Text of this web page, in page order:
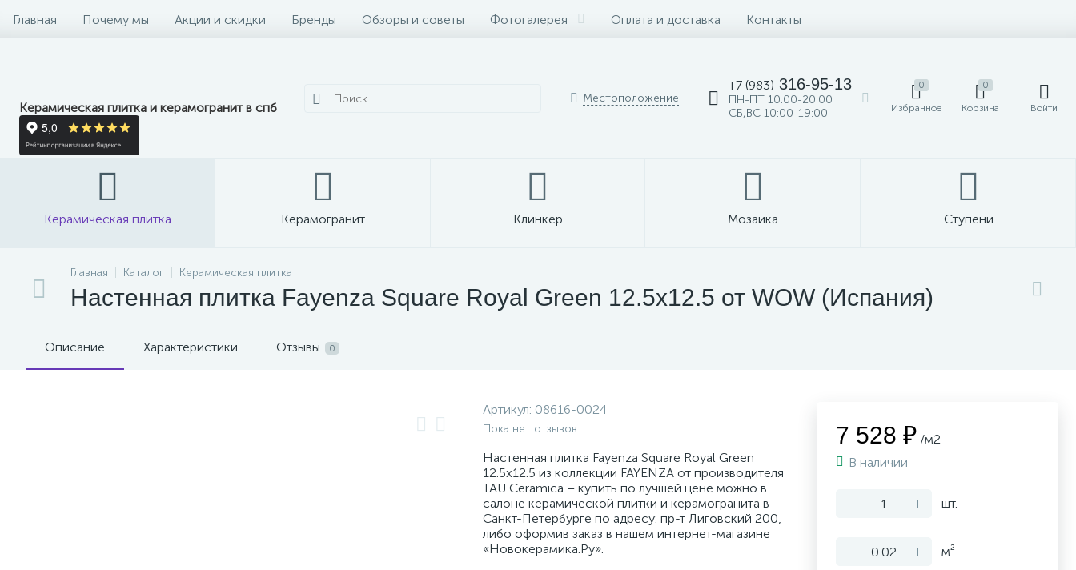
Главная Почему мы Акции и скидки Бренды Обзоры и советы Фотогалерея Оплата и доставка Контакты
Керамическая плитка и керамогранит в спб
Местоположение
+7 (983) 316-95-13
ПН-ПТ 10:00-20:00
СБ,ВС 10:00-19:00
0
Избранное
0
Корзина Войти
Керамическая плитка Керамогранит Клинкер Мозаика Ступени
Главная Каталог Керамическая плитка
Настенная плитка Fayenza Square Royal Green 12.5x12.5 от WOW (Испания)
Описание Характеристики Отзывы 0
Артикул: 08616-0024
Пока нет отзывов
Настенная плитка Fayenza Square Royal Green
12.5x12.5 из коллекции FAYENZA от производителя
TAU Ceramica – купить по лучшей цене можно в
салоне керамической плитки и керамогранита в
Санкт-Петербурге по адресу: пр-т Лиговский 200,
либо оформив заказ в нашем интернет-магазине
«Новокерамика.Ру».
7 528 ₽ /м2
В наличии
- + шт.
- + м²